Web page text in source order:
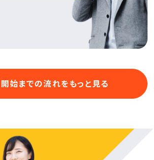
始までの流れをもっと見る